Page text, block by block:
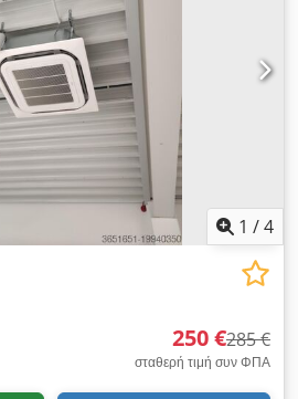
ατσάλι Κατάλληλος για
Πλήρες πλαίσιο με σετ πλακών και
προσφέρεται ως αφαιρεθείσα από
στην υπάρχουσα κατάσταση, στην
χωρίς καμία εγγύηση. Dcedpfx
EXW Ρότερνταμ, Ολλανδία, με
Δυνατότητα επιθεώρησης
1 /4
250 €285 €
σταθερή τιμή συν ΦΠΑ